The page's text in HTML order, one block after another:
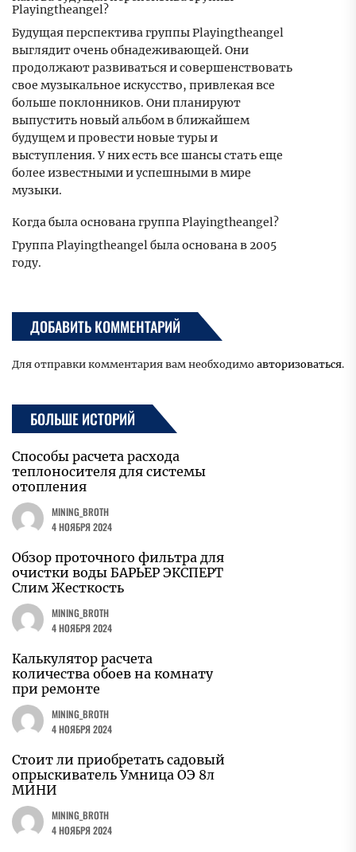
Playingtheangel?
Будущая перспектива группы Playingtheangel
выглядит очень обнадеживающей. Они
продолжают развиваться и совершенствовать
свое музыкальное искусство, привлекая все
больше поклонников. Они планируют
выпустить новый альбом в ближайшем
будущем и провести новые туры и
выступления. У них есть все шансы стать еще
более известными и успешными в мире
музыки.
Когда была основана группа Playingtheangel?
Группа Playingtheangel была основана в 2005
году.
ДОБАВИТЬ КОММЕНТАРИЙ
Для отправки комментария вам необходимо авторизоваться.
БОЛЬШЕ ИСТОРИЙ
Способы расчета расхода
теплоносителя для системы
отопления
MINING_BROTH
4 НОЯБРЯ 2024
Обзор проточного фильтра для
очистки воды БАРЬЕР ЭКСПЕРТ
Слим Жесткость
MINING_BROTH
4 НОЯБРЯ 2024
Калькулятор расчета
количества обоев на комнату
при ремонте
MINING_BROTH
4 НОЯБРЯ 2024
Стоит ли приобретать садовый
опрыскиватель Умница ОЭ 8л
МИНИ
MINING_BROTH
4 НОЯБРЯ 2024